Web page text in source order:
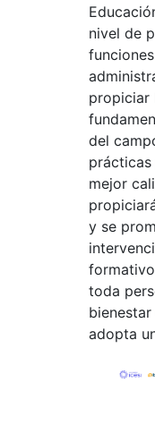
nivel de
propiciar
del
mejor
y se
toda
adopta